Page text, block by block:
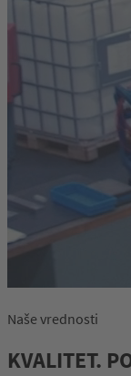
Naše vrednosti
KVALITET.